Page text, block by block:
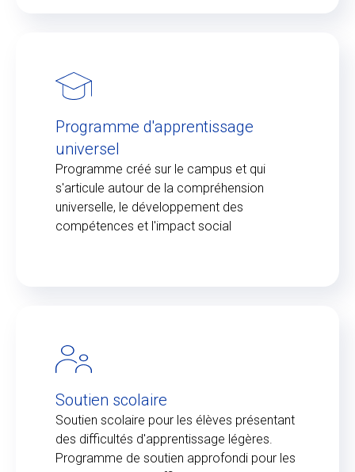
Programme d'apprentissage
universel
Programme créé sur le campus et qui
s'articule autour de la compréhension
universelle, le développement des
compétences et l'impact social
Soutien scolaire
Soutien scolaire pour les élèves présentant
des difficultés d'apprentissage légères.
Programme de soutien approfondi pour les